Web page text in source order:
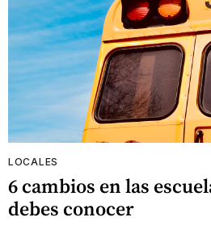
LOCALES
6 cambios en las
debes conocer